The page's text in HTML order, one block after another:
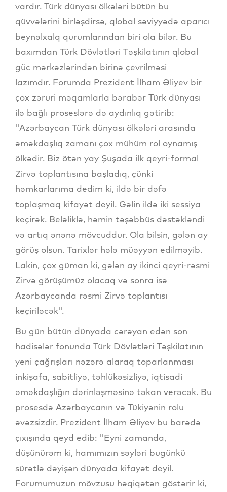
vardır. Türk dünyası ölkələri bütün bu
qüvvələrini birləşdirsə, qlobal səviyyədə aparıcı
beynəlxalq qurumlarından biri ola bilər. Bu
baxımdan Türk Dövlətləri Təşkilatının qlobal
güc mərkəzlərindən birinə çevrilməsi
lazımdır. Forumda Prezident İlham Əliyev bir
çox zəruri məqamlarla bərabər Türk dünyası
ilə bağlı proseslərə də aydınlıq gətirib:
"Azərbaycan Türk dünyası ölkələri arasında
əməkdaşlıq zamanı çox mühüm rol oynamış
ölkədir. Biz ötən yay Şuşada ilk qeyri-formal
Zirvə toplantısına başladıq, çünki
həmkarlarıma dedim ki, ildə bir dəfə
toplaşmaq kifayət deyil. Gəlin ildə iki sessiya
keçirək. Beləliklə, həmin təşəbbüs dəstəkləndi
və artıq ənənə mövcuddur. Ola bilsin, gələn ay
görüş olsun. Tarixlər hələ müəyyən edilməyib.
Lakin, çox güman ki, gələn ay ikinci qeyri-rəsmi
Zirvə görüşümüz olacaq və sonra isə
Azərbaycanda rəsmi Zirvə toplantısı
keçiriləcək".
Bu gün bütün dünyada cərəyan edən son
hadisələr fonunda Türk Dövlətləri Təşkilatının
yeni çağrışları nəzərə alaraq toparlanması
inkişafa, sabitliyə, təhlükəsizliyə, iqtisadi
əməkdaşlığın dərinləşməsinə təkan verəcək. Bu
prosesdə Azərbaycanın və Tükiyənin rolu
əvəzsizdir. Prezident İlham Əliyev bu barədə
çıxışında qeyd edib: "Eyni zamanda,
düşünürəm ki, hamımızın səyləri bugünkü
sürətlə dəyişən dünyada kifayət deyil.
Forumumuzun mövzusu həqiqətən göstərir ki,